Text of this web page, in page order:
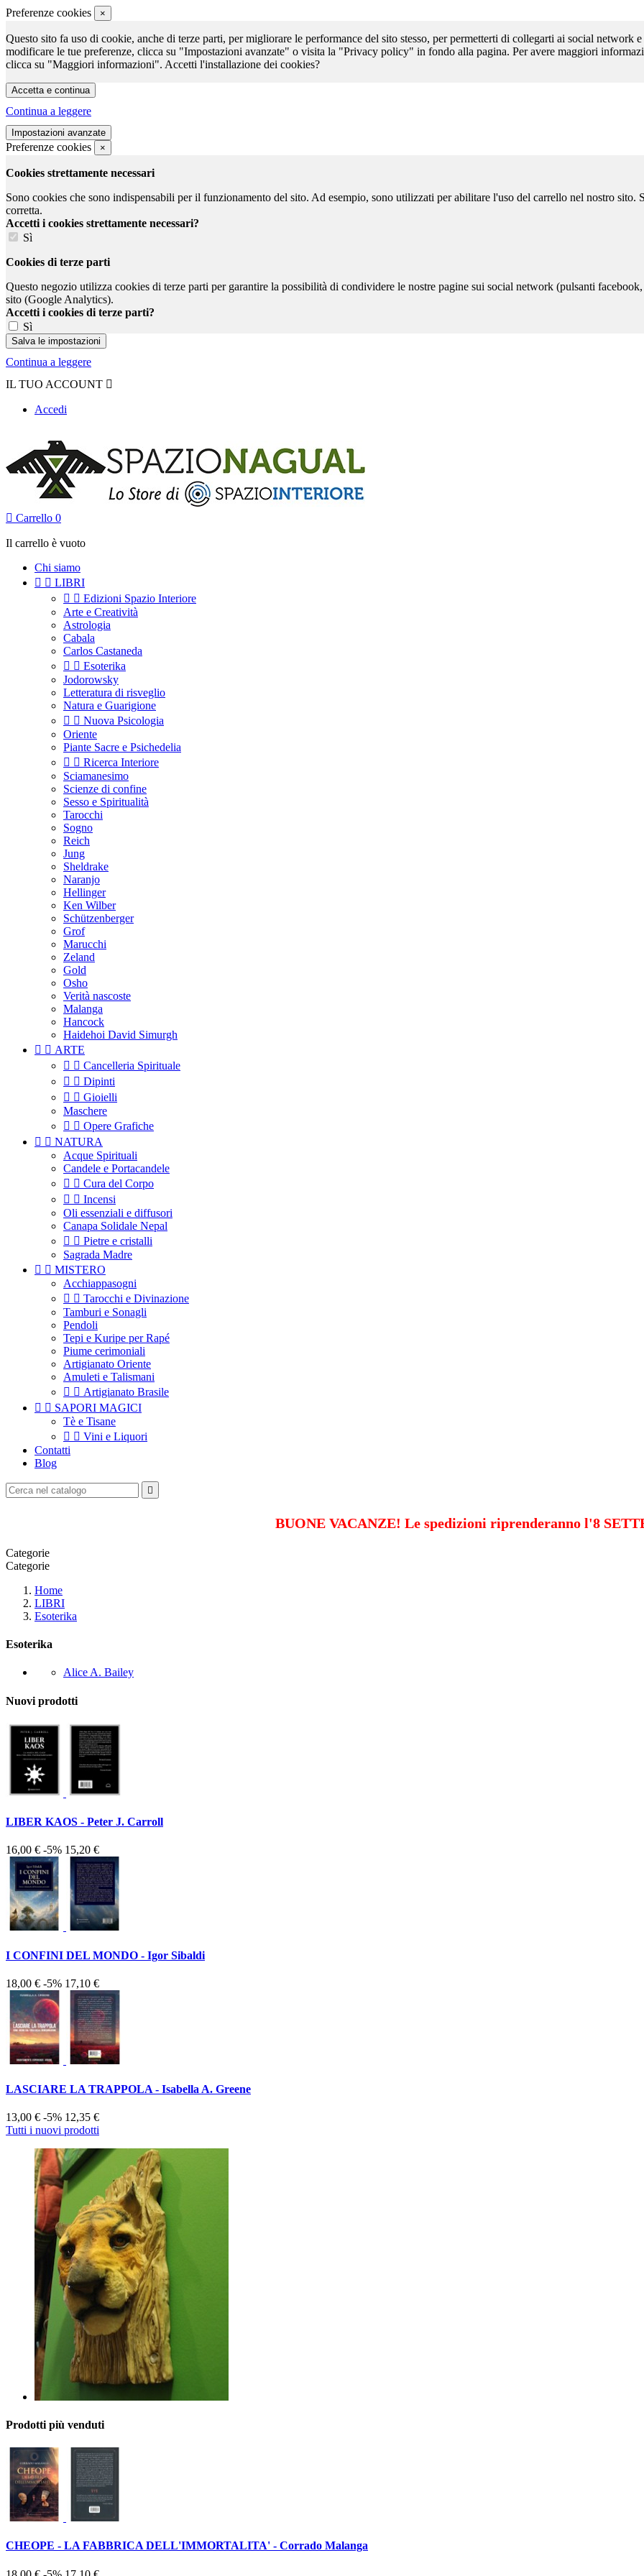
Preferenze cookies ×
Questo sito fa uso di cookie, anche di terze parti, per migliorare le performance del sito stesso, per permetterti di collegarti ai social network
modificare le tue preferenze, clicca su "Impostazioni avanzate" o visita la "Privacy policy" in fondo alla pagina. Per avere maggiori
clicca su "Maggiori informazioni". Accetti l'installazione dei cookies?
Continua a leggere
Preferenze cookies ×
Cookies strettamente necessari
Sono cookies che sono indispensabili per il funzionamento del sito. Ad esempio, sono utilizzati per abilitare l'uso del carrello nel nostro sito.
corretta.
Accetti i cookies strettamente necessari?
Sì
Cookies di terze parti
Questo negozio utilizza cookies di terze parti per garantire la possibilità di condividere le nostre pagine sui social network (pulsanti
sito (Google Analytics).
Accetti i cookies di terze parti?
Sì
Continua a leggere
IL TUO ACCOUNT 
Accedi
 Carrello 0
Il carrello è vuoto
Chi siamo
  LIBRI
  Edizioni Spazio Interiore
Arte e Creatività
Astrologia
Cabala
Carlos Castaneda
  Esoterika
Jodorowsky
Letteratura di risveglio
Natura e Guarigione
  Nuova Psicologia
Oriente
Piante Sacre e Psichedelia
  Ricerca Interiore
Sciamanesimo
Scienze di confine
Sesso e Spiritualità
Tarocchi
Sogno
Reich
Jung
Sheldrake
Naranjo
Hellinger
Ken Wilber
Schützenberger
Grof
Marucchi
Zeland
Gold
Osho
Verità nascoste
Malanga
Hancock
Haidehoi David Simurgh
  ARTE
  Cancelleria Spirituale
  Dipinti
  Gioielli
Maschere
  Opere Grafiche
  NATURA
Acque Spirituali
Candele e Portacandele
  Cura del Corpo
  Incensi
Oli essenziali e diffusori
Canapa Solidale Nepal
  Pietre e cristalli
Sagrada Madre
  MISTERO
Acchiappasogni
  Tarocchi e Divinazione
Tamburi e Sonagli
Pendoli
Tepi e Kuripe per Rapé
Piume cerimoniali
Artigianato Oriente
Amuleti e Talismani
  Artigianato Brasile
  SAPORI MAGICI
Tè e Tisane
  Vini e Liquori
Contatti
Blog

BUONE VACANZE! Le spedizioni riprenderanno l'8
Categorie
Categorie
Home
LIBRI
Esoterika
Esoterika
Alice A. Bailey
Nuovi prodotti
LIBER KAOS - Peter J. Carroll
16,00 € -5% 15,20 €
I CONFINI DEL MONDO - Igor Sibaldi
18,00 € -5% 17,10 €
LASCIARE LA TRAPPOLA - Isabella A. Greene
13,00 € -5% 12,35 €
Tutti i nuovi prodotti
Prodotti più venduti
CHEOPE - LA FABBRICA DELL'IMMORTALITA' - Corrado Malanga